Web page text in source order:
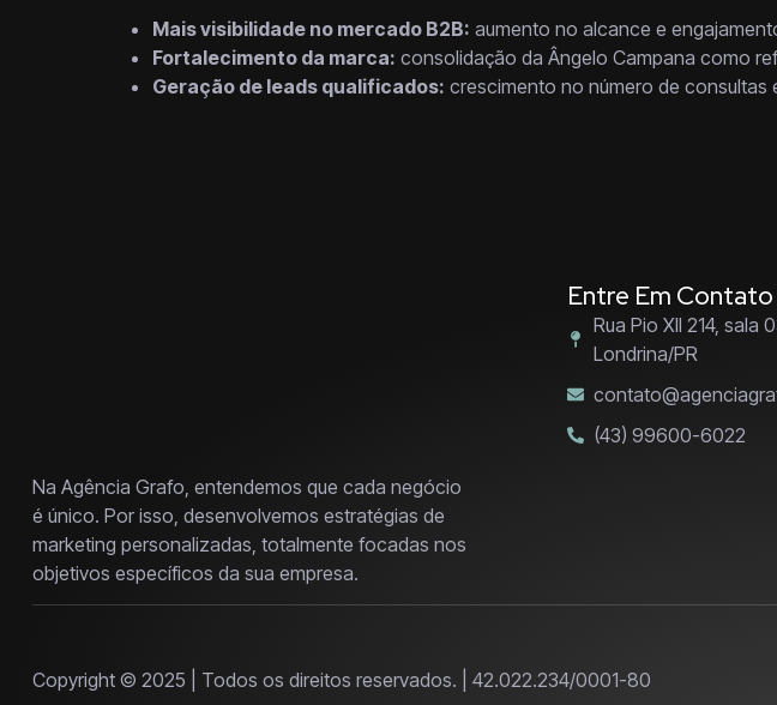
Mais visibilidade no mercado B2B: aumento no alcance e
Fortalecimento da marca: consolidação da Ângelo Campana como
Geração de leads qualificados: crescimento no número de consultas
Na Agência Grafo, entendemos que cada negócio
é único. Por isso, desenvolvemos estratégias de
marketing personalizadas, totalmente focadas nos
objetivos específicos da sua empresa.
Entre Em Contato
Rua Pio XII 214, sala
Londrina/PR
(43) 99600-6022
Copyright © 2025 | Todos os direitos reservados. | 42.022.234/0001-80